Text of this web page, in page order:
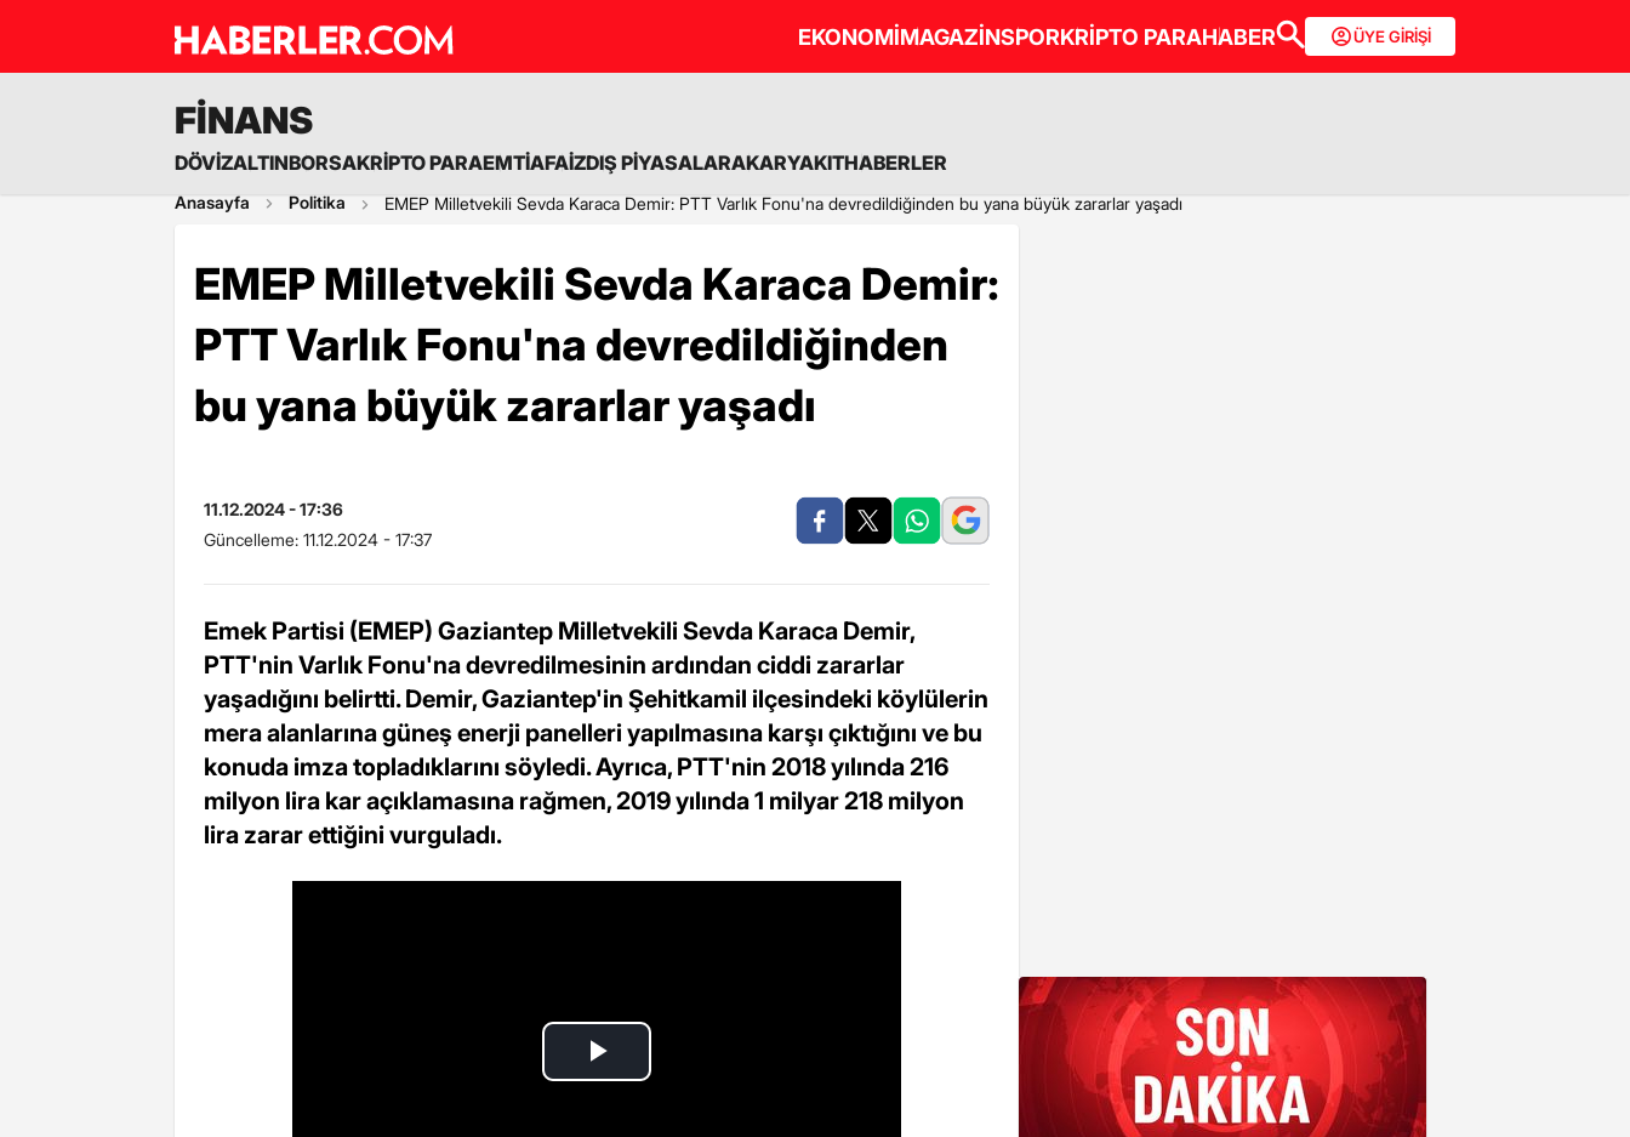
EKONOMİMAGAZİNSPORKRİPTO PARAHABER ÜYE GİRİŞİ
FİNANS
DÖVİZALTINBORSAKRİPTO PARAEMTİAFAİZDIŞ PİYASALARAKARYAKITHABERLER
Anasayfa Politika EMEP Milletvekili Sevda Karaca Demir: PTT Varlık Fonu'na devredildiğinden bu yana büyük zararlar yaşadı
EMEP Milletvekili Sevda Karaca Demir:
PTT Varlık Fonu'na devredildiğinden
bu yana büyük zararlar yaşadı
11.12.2024 - 17:36
Güncelleme: 11.12.2024 - 17:37
Emek Partisi (EMEP) Gaziantep Milletvekili Sevda Karaca Demir,
PTT'nin Varlık Fonu'na devredilmesinin ardından ciddi zararlar
yaşadığını belirtti. Demir, Gaziantep'in Şehitkamil ilçesindeki köylülerin
mera alanlarına güneş enerji panelleri yapılmasına karşı çıktığını ve bu
konuda imza topladıklarını söyledi. Ayrıca, PTT'nin 2018 yılında 216
milyon lira kar açıklamasına rağmen, 2019 yılında 1 milyar 218 milyon
lira zarar ettiğini vurguladı.